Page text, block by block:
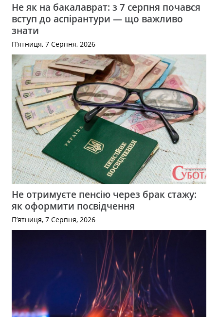
Не як на бакалаврат: з 7 серпня почався
вступ до аспірантури — що важливо
знати
П’ятниця, 7 Серпня, 2026
Не отримуєте пенсію через брак стажу:
як оформити посвідчення
П’ятниця, 7 Серпня, 2026